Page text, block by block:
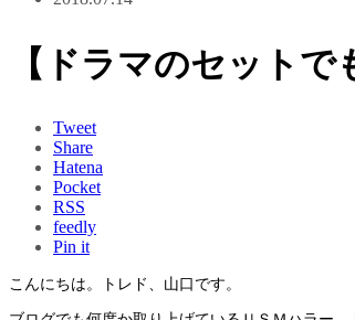
【ドラマのセット
Tweet
Share
Hatena
Pocket
RSS
feedly
Pin it
こんにちは。トレド、山口です。